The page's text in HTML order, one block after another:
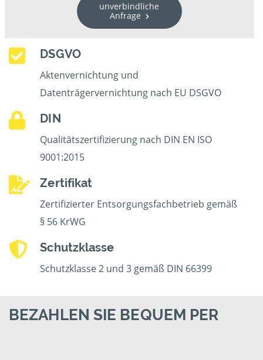
unverbindliche
Anfrage
DSGVO
Aktenvernichtung und
Datenträgervernichtung nach EU DSGVO
DIN
Qualitätszertifizierung nach DIN EN ISO
9001:2015
Zertifikat
Zertifizierter Entsorgungsfachbetrieb gemäß
§ 56 KrWG
Schutzklasse
Schutzklasse 2 und 3 gemäß DIN 66399
BEZAHLEN SIE BEQUEM PER